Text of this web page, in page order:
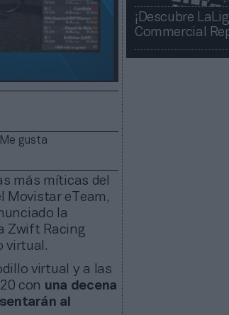
Me gusta
más míticas del
Movistar eTeam,
la
Zwift Racing
virtual.
virtual y a las
con una decena
al
¡Descubre
Commercial